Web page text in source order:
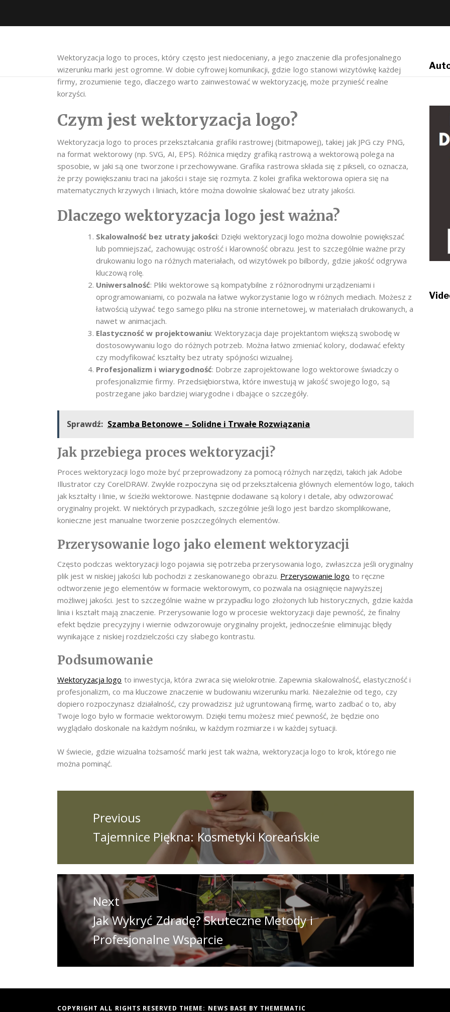
Wektoryzacja logo to proces, który często jest niedoceniany, a jego znaczenie dla profesjonalnego
wizerunku marki jest ogromne. W dobie cyfrowej komunikacji, gdzie logo stanowi wizytówkę każdej
firmy, zrozumienie tego, dlaczego warto zainwestować w wektoryzację, może przynieść realne
korzyści.
Czym jest wektoryzacja logo?
Wektoryzacja logo to proces przekształcania grafiki rastrowej (bitmapowej), takiej jak JPG czy PNG,
na format wektorowy (np. SVG, AI, EPS). Różnica między grafiką rastrową a wektorową polega na
sposobie, w jaki są one tworzone i przechowywane. Grafika rastrowa składa się z pikseli, co oznacza,
że przy powiększaniu traci na jakości i staje się rozmyta. Z kolei grafika wektorowa opiera się na
matematycznych krzywych i liniach, które można dowolnie skalować bez utraty jakości.
Dlaczego wektoryzacja logo jest ważna?
Skalowalność bez utraty jakości: Dzięki wektoryzacji logo można dowolnie powiększać
lub pomniejszać, zachowując ostrość i klarowność obrazu. Jest to szczególnie ważne przy
drukowaniu logo na różnych materiałach, od wizytówek po bilbordy, gdzie jakość odgrywa
kluczową rolę.
Uniwersalność: Pliki wektorowe są kompatybilne z różnorodnymi urządzeniami i
oprogramowaniami, co pozwala na łatwe wykorzystanie logo w różnych mediach. Możesz z
łatwością używać tego samego pliku na stronie internetowej, w materiałach drukowanych, a
nawet w animacjach.
Elastyczność w projektowaniu: Wektoryzacja daje projektantom większą swobodę w
dostosowywaniu logo do różnych potrzeb. Można łatwo zmieniać kolory, dodawać efekty
czy modyfikować kształty bez utraty spójności wizualnej.
Profesjonalizm i wiarygodność: Dobrze zaprojektowane logo wektorowe świadczy o
profesjonalizmie firmy. Przedsiębiorstwa, które inwestują w jakość swojego logo, są
postrzegane jako bardziej wiarygodne i dbające o szczegóły.
Sprawdź: Szamba Betonowe – Solidne i Trwałe Rozwiązania
Jak przebiega proces wektoryzacji?
Proces wektoryzacji logo może być przeprowadzony za pomocą różnych narzędzi, takich jak Adobe
Illustrator czy CorelDRAW. Zwykle rozpoczyna się od przekształcenia głównych elementów logo, takich
jak kształty i linie, w ścieżki wektorowe. Następnie dodawane są kolory i detale, aby odwzorować
oryginalny projekt. W niektórych przypadkach, szczególnie jeśli logo jest bardzo skomplikowane,
konieczne jest manualne tworzenie poszczególnych elementów.
Przerysowanie logo jako element wektoryzacji
Często podczas wektoryzacji logo pojawia się potrzeba przerysowania logo, zwłaszcza jeśli oryginalny
plik jest w niskiej jakości lub pochodzi z zeskanowanego obrazu. Przerysowanie logo to ręczne
odtworzenie jego elementów w formacie wektorowym, co pozwala na osiągnięcie najwyższej
możliwej jakości. Jest to szczególnie ważne w przypadku logo złożonych lub historycznych, gdzie każda
linia i kształt mają znaczenie. Przerysowanie logo w procesie wektoryzacji daje pewność, że finalny
efekt będzie precyzyjny i wiernie odwzorowuje oryginalny projekt, jednocześnie eliminując błędy
wynikające z niskiej rozdzielczości czy słabego kontrastu.
Podsumowanie
Wektoryzacja logo to inwestycja, która zwraca się wielokrotnie. Zapewnia skalowalność, elastyczność i
profesjonalizm, co ma kluczowe znaczenie w budowaniu wizerunku marki. Niezależnie od tego, czy
dopiero rozpoczynasz działalność, czy prowadzisz już ugruntowaną firmę, warto zadbać o to, aby
Twoje logo było w formacie wektorowym. Dzięki temu możesz mieć pewność, że będzie ono
wyglądało doskonale na każdym nośniku, w każdym rozmiarze i w każdej sytuacji.
W świecie, gdzie wizualna tożsamość marki jest tak ważna, wektoryzacja logo to krok, którego nie
można pominąć.
Nawigacja
wpisuPrevious
Previous
Tajemnice Piękna: Kosmetyki Koreańskie
Next
Next
post:
Jak Wykryć Zdradę? Skuteczne Metody i
Profesjonalne Wsparcie
COPYRIGHT ALL RIGHTS RESERVED THEME: NEWS BASE BY THEMEMATIC